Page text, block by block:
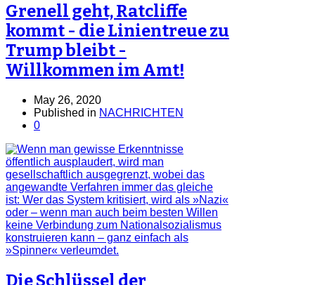
Grenell geht, Ratcliffe
kommt - die Linientreue zu
Trump bleibt -
Willkommen im Amt!
May 26, 2020
Published in NACHRICHTEN
0
Die Schlüssel der